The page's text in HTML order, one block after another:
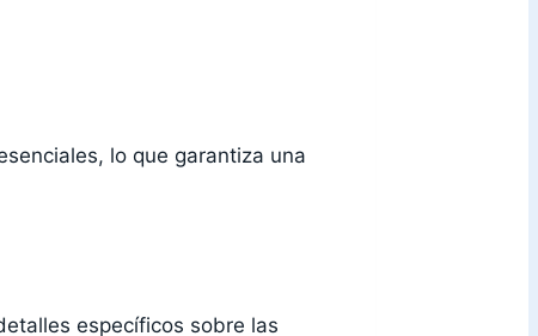
lo que garantiza una
específicos sobre las